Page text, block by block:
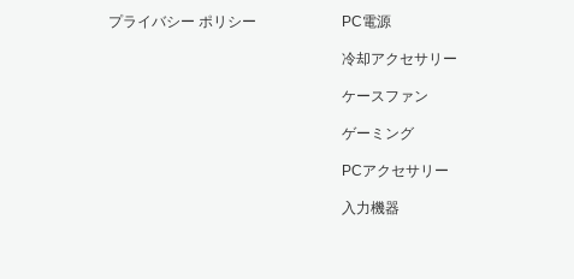
プライバシー ポリシー PC電源
冷却アクセサリー
ケースファン
ゲーミング
PCアクセサリー
入力機器